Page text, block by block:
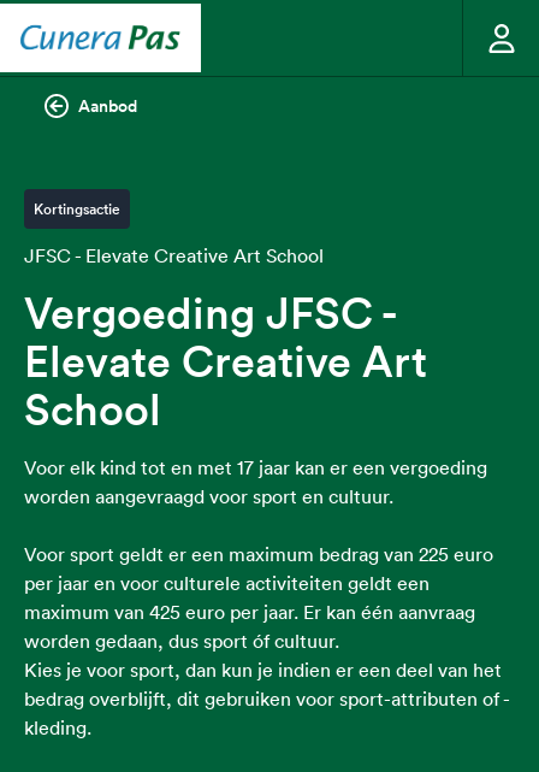
Aanbod
Kortingsactie
JFSC - Elevate Creative Art School
Vergoeding JFSC -
Elevate Creative Art
School
Voor elk kind tot en met 17 jaar kan er een vergoeding
worden aangevraagd voor sport en cultuur.
Voor sport geldt er een maximum bedrag van 225 euro
per jaar en voor culturele activiteiten geldt een
maximum van 425 euro per jaar. Er kan één aanvraag
worden gedaan, dus sport óf cultuur.
Kies je voor sport, dan kun je indien er een deel van het
bedrag overblijft, dit gebruiken voor sport-attributen of -
kleding.